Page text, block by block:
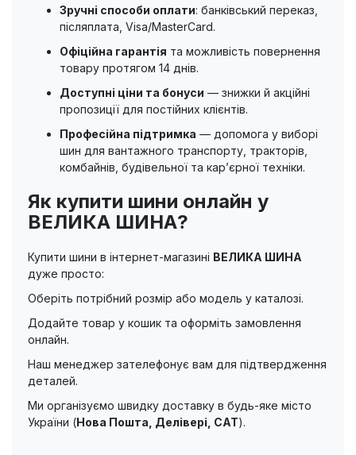
Зручні способи оплати: банківський переказ,
післяплата, Visa/MasterCard.
Офіційна гарантія та можливість повернення
товару протягом 14 днів.
Доступні ціни та бонуси — знижки й акційні
пропозиції для постійних клієнтів.
Професійна підтримка — допомога у виборі
шин для вантажного транспорту, тракторів,
комбайнів, будівельної та кар’єрної техніки.
Як купити шини онлайн у
ВЕЛИКА ШИНА?
Купити шини в інтернет-магазині ВЕЛИКА ШИНА
дуже просто:
Оберіть потрібний розмір або модель у каталозі.
Додайте товар у кошик та оформіть замовлення
онлайн.
Наш менеджер зателефонує вам для підтвердження
деталей.
Ми організуємо швидку доставку в будь-яке місто
України (Нова Пошта, Делівері, САТ).